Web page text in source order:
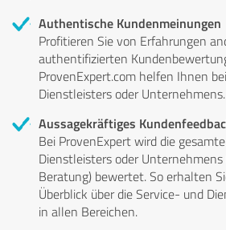
Authentische Kundenmeinungen
Profitieren Sie von Erfahrungen
authentifizierten
ProvenExpert.com helfen Ihnen
Dienstleisters oder Unternehmens.
Aussagekräftiges
Bei ProvenExpert wird die
Dienstleisters oder Unternehmens
Beratung) bewertet. So erhalten
Überblick über die Service- und
in allen Bereichen.